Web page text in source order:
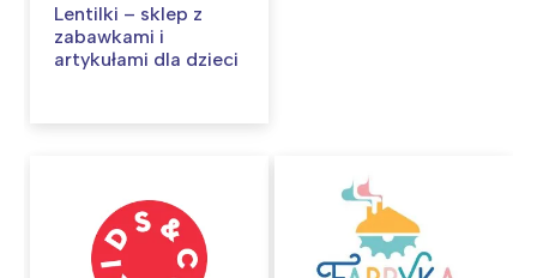
Lentilki – sklep z
zabawkami i
artykułami dla dzieci